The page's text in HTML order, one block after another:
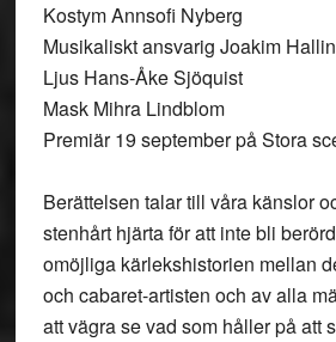
Kostym Annsofi Nyberg
Musikaliskt ansvarig Joakim Hallin
Ljus Hans-Åke Sjöquist
Mask Mihra Lindblom
Premiär 19 september på Stora
Berättelsen talar till våra känslor
stenhårt hjärta för att inte bli
omöjliga kärlekshistorien mellan
och cabaret-artisten och av alla
att vägra se vad som håller på att